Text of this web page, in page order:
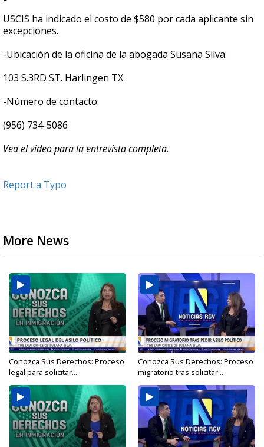
USCIS ha indicado el costo de $580 por cada aplicante sin
excepciones.
-Ubicación de la oficina de la abogada Susana Silva:
103 S.3RD ST. Harlingen TX
-Número de contacto:
(956) 734-5086
Vea el video para la entrevista completa.
Report a Typo
More News
Conozca Sus Derechos: Proceso
legal para solicitar...
Conozca Sus Derechos: Proceso
migratorio tras solicitar...